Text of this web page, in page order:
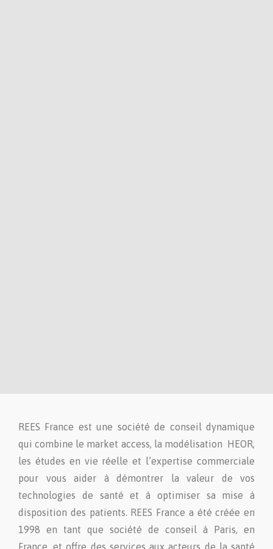
REES France est une société de conseil dynamique
qui combine le market access, la modélisation HEOR,
les études en vie réelle et l’expertise commerciale
pour vous aider à démontrer la valeur de vos
technologies de santé et à optimiser sa mise à
disposition des patients. REES France a été créée en
1998 en tant que société de conseil à Paris, en
France, et offre des services aux acteurs de la santé